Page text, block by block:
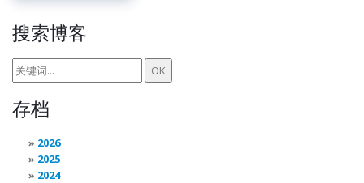
搜索博客
存档
2026
2025
2024